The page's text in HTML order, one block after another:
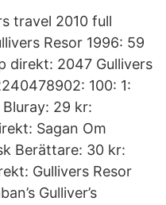
travel 2010 full
Resor 1996: 59
direkt: 2047 Gullivers
100: 1:
29 kr:
Sagan Om
Berättare: 30 kr:
Gullivers Resor
Gulliver’s